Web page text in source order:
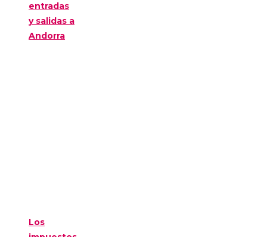
entradas
y salidas a
Andorra
Los